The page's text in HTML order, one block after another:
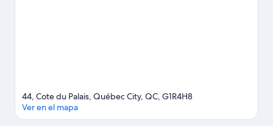
44, Cote du Palais, Québec City, QC, G1R4H8
Ver en el mapa